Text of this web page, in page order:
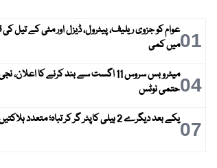
01عوام کو جزوی ریلیف، پیٹرول، ڈیزل اور مٹی کے تیل
میں کمی
04
میٹرو بس سروس 11 اگست سے بند کرنے کا
حتمی نوٹس
07یکے بعد دیگرے 2 ہیلی کاپٹر گر کر تباہ؛ متعدد ہلاکتیں